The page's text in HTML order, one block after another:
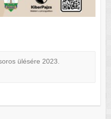
ülésére 2023.